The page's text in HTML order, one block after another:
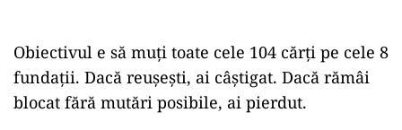
Obiectivul e să muți toate cele 104 cărți pe cele 8
fundații. Dacă reușești, ai câștigat. Dacă rămâi
blocat fără mutări posibile, ai pierdut.